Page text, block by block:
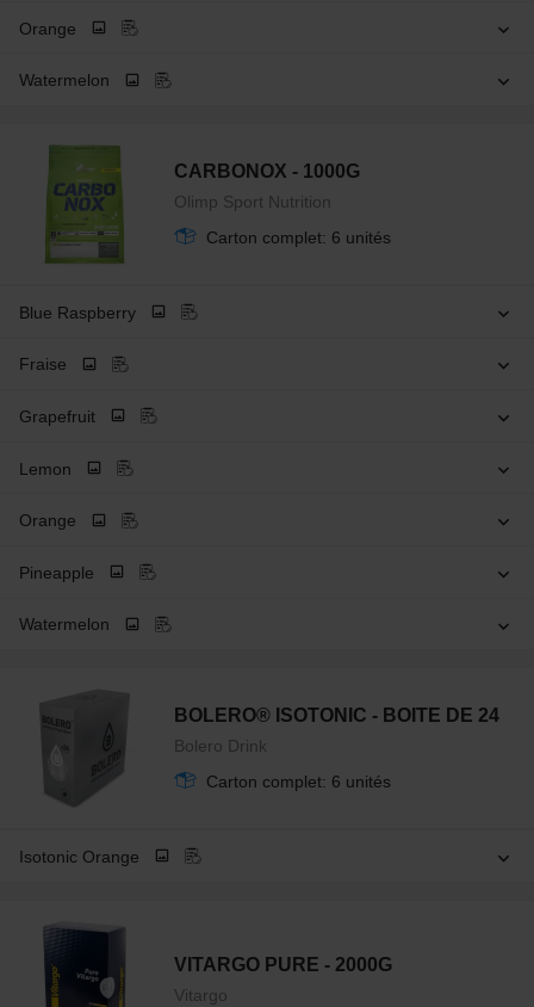
Orange
Watermelon
CARBONOX - 1000G
Olimp Sport Nutrition
Carton complet: 6 unités
Blue Raspberry
Fraise
Grapefruit
Lemon
Orange
Pineapple
Watermelon
BOLERO® ISOTONIC - BOITE DE 24
Bolero Drink
Carton complet: 6 unités
Isotonic Orange
VITARGO PURE - 2000G
Vitargo